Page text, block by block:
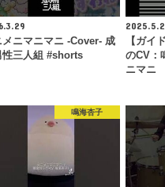
メニマニマニ -Cover- 成
性三人組 #shorts
【ガイ
のCV：
ニマニ
鳴海杏子